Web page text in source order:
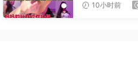
10小时前